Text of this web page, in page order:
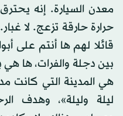
معدن السيارة. إنه
حرارة حارقة تزعج. لا
قائلا لهم ها أنتم على
بين دجلة والفرات، ها هي
هي المدينة التي كانت
ليلة وليلة»، وهدف